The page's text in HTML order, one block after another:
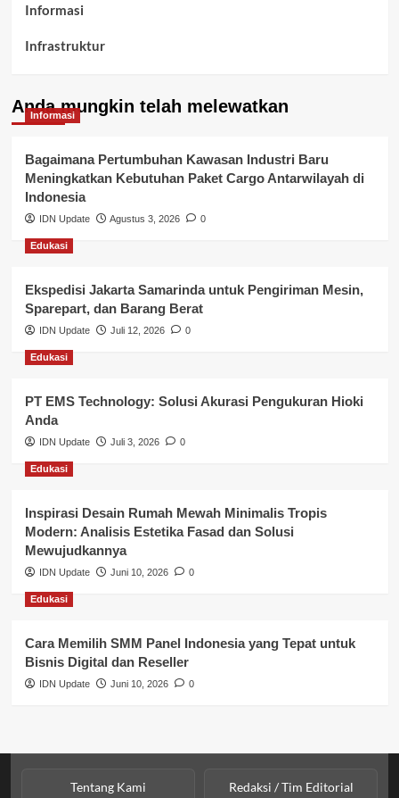
Informasi
Infrastruktur
Kepegawaian & ASN Banyuasin
Kesehatan
Keuangan
Lalu Lintas
Layanan Publik Kabupaten Banyuasin
Nasional
Pemerintahan
Pendidikan
Perbankan & Keuangan
Perpajakan & Keuangan
Profil Wilayah Banyuasin
Sosial & Budaya
Sosial & Kesejahteraan
Anda mungkin telah melewatkan
Informasi
Bagaimana Pertumbuhan Kawasan Industri Baru
Meningkatkan Kebutuhan Paket Cargo Antarwilayah di
Indonesia
IDN Update Agustus 3, 2026 0
Edukasi
Ekspedisi Jakarta Samarinda untuk Pengiriman Mesin,
Sparepart, dan Barang Berat
IDN Update Juli 12, 2026 0
Edukasi
PT EMS Technology: Solusi Akurasi Pengukuran Hioki
Anda
IDN Update Juli 3, 2026 0
Edukasi
Inspirasi Desain Rumah Mewah Minimalis Tropis
Modern: Analisis Estetika Fasad dan Solusi
Mewujudkannya
IDN Update Juni 10, 2026 0
Edukasi
Cara Memilih SMM Panel Indonesia yang Tepat untuk
Bisnis Digital dan Reseller
IDN Update Juni 10, 2026 0
Tentang Kami Redaksi / Tim Editorial